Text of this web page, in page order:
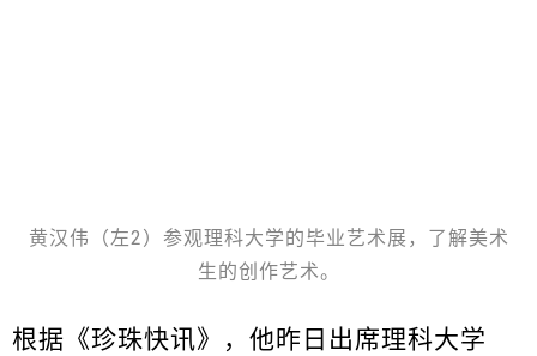
黄汉伟（左2）参观理科大学的毕业艺术展，了解美术
生的创作艺术。
根据《珍珠快讯》，他昨日出席理科大学